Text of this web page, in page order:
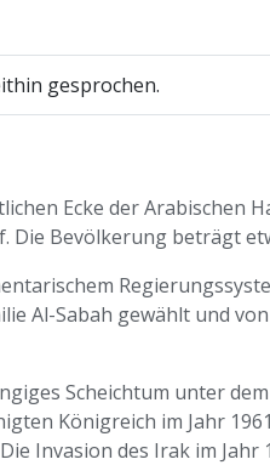
gesprochen.
Ecke der Arabischen
Die Bevölkerung beträgt
Al-Sabah gewählt und
Scheichtum unter
Königreich im Jahr
Invasion des Irak im